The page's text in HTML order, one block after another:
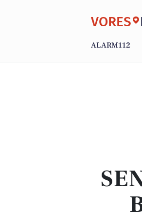
VORES
ALARM112